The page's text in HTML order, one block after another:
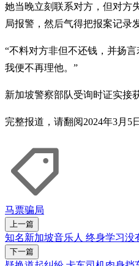
她当晚立刻联系对方，但对方
局报警，然后气得把报案记录
“不料对方非但不还钱，并扬
我便不再理他。”
新加坡警察部队受询时证实接
完整报道，请翻阅2024年3月5
马票骗局
上一篇
知名新加坡音乐人 终身学习没
下一篇